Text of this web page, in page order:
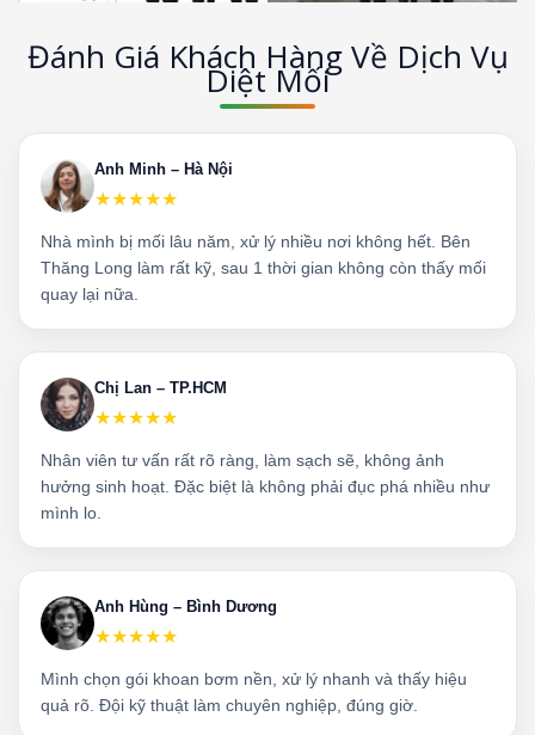
Đánh Giá Khách Hàng Về Dịch Vụ
Diệt Mối
Anh Minh – Hà Nội
★★★★★
Nhà mình bị mối lâu năm, xử lý nhiều nơi không hết. Bên
Thăng Long làm rất kỹ, sau 1 thời gian không còn thấy mối
quay lại nữa.
Chị Lan – TP.HCM
★★★★★
Nhân viên tư vấn rất rõ ràng, làm sạch sẽ, không ảnh
hưởng sinh hoạt. Đặc biệt là không phải đục phá nhiều như
mình lo.
Anh Hùng – Bình Dương
★★★★★
Mình chọn gói khoan bơm nền, xử lý nhanh và thấy hiệu
quả rõ. Đội kỹ thuật làm chuyên nghiệp, đúng giờ.